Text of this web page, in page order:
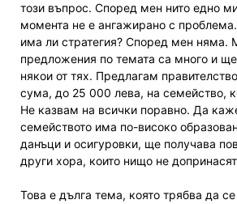
този въпрос. Според мен нито едно
момента не е ангажирано с
има ли стратегия? Според мен няма.
предложения по темата са много и
някои от тях. Предлагам
сума, до 25 000 лева, на семейство,
Не казвам на всички поравно. Да
семейството има по-високо
данъци и осигуровки, ще получава
други хора, които нищо не
Това е дълга тема, която трябва да